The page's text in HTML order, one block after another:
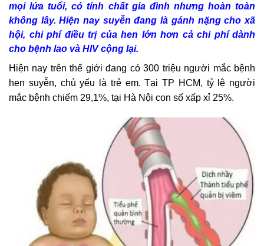
mọi lứa tuổi, có tính chất gia đình nhưng hoàn toàn
không lây. Hiện nay suyễn đang là gánh nặng cho xã
hội, chi phí điều trị của hen lớn hơn cả chi phí dành
cho bệnh lao và HIV cộng lại.
Hiện nay trên thế giới đang có 300 triệu người mắc bệnh
hen suyễn, chủ yếu là trẻ em. Tại TP HCM, tỷ lệ người
mắc bệnh chiếm 29,1%, tại Hà Nội con số xấp xỉ 25%.